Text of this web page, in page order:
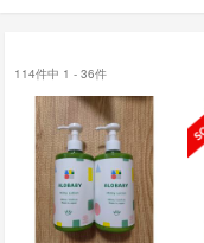
114件中 1 - 36件